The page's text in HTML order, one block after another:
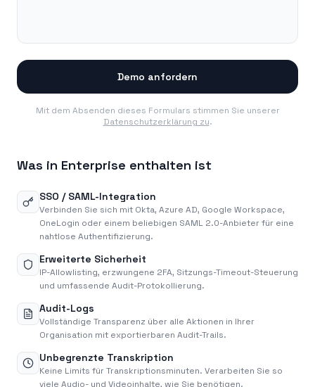
Demo anfordern
Mit dem Absenden dieses Formulars stimmen Sie unserer
Datenschutzerklärung zu.
Was in Enterprise enthalten ist
SSO / SAML-Integration
Verbinden Sie sich mit Okta, Azure AD, Google Workspace,
OneLogin oder einem beliebigen SAML 2.0-Anbieter für eine
nahtlose Authentifizierung.
Erweiterte Sicherheit
IP-Allowlisting, erzwungene 2FA, Sitzungs-Timeout-Steuerung
und umfassende Audit-Protokollierung.
Audit-Logs
Vollständige Transparenz über alle Aktionen in Ihrer
Organisation mit exportierbaren Audit-Trails.
Unbegrenzte Transkription
Keine Limits für Transkriptionsminuten. Verarbeiten Sie so
viele Audio- und Videoinhalte, wie Sie benötigen.